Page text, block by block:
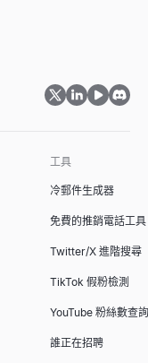
工具
冷郵件生成器
免費的推銷電話工具
Twitter/X 進階搜尋
TikTok 假粉檢測
YouTube 粉絲數查詢
誰正在招聘